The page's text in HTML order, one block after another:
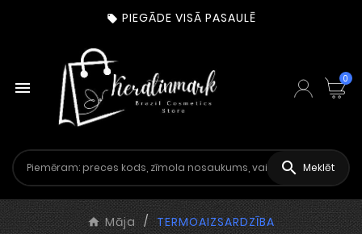
 PIEGĀDE VISĀ PASAULĒ
 0
 Meklēt
Māja TERMOAIZSARDZĪBA